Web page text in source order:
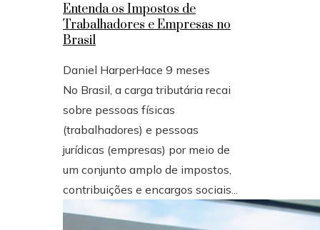
Entenda os Impostos de
Trabalhadores e Empresas no
Brasil
Daniel HarperHace 9 meses
No Brasil, a carga tributária recai
sobre pessoas físicas
(trabalhadores) e pessoas
jurídicas (empresas) por meio de
um conjunto amplo de impostos,
contribuições e encargos sociais...